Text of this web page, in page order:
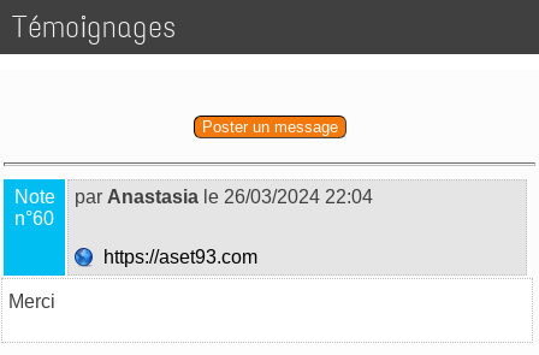
Témoignages
Poster un message
Note
n°60
par Anastasia le 26/03/2024 22:04
https://aset93.com
Merci